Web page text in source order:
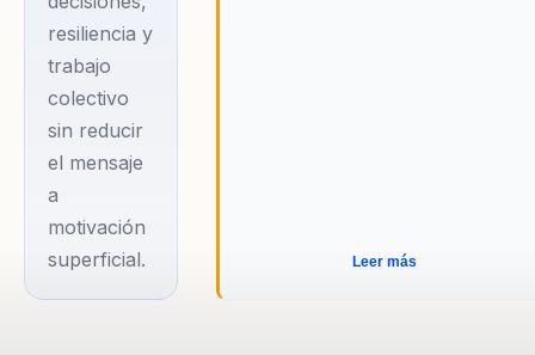
resiliencia y
trabajo
colectivo
sin reducir
el mensaje
a
motivación
superficial.
Leer más